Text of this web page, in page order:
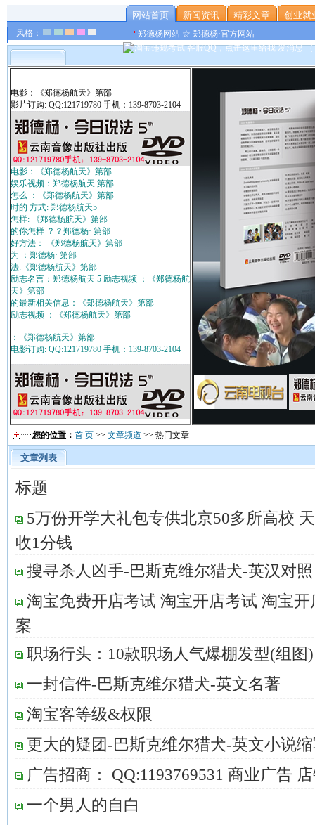
风格：
网站首页 新闻资讯 精彩文章 创业就
郑德杨网站 ☆ 郑德杨·官方网站
电影：《郑德杨航天》第部
影片订购: QQ:121719780 手机：139-8703-2104
电影：《郑德杨航天》第部
娱乐视频：郑德杨航天 第部
怎么 ：《郑德杨航天》第部
时的 方式: 郑德杨航天5
怎样: 《郑德杨航天》第部
的你怎样 ？？郑德杨· 第部
好方法： 《郑德杨航天》第部
为 ：郑德杨· 第部
法:《郑德杨航天》第部
励志名言：郑德杨航天 5 励志视频 ：《郑德杨航
天》第部
的最新相关信息：《郑德杨航天》第部
励志视频 ：《郑德杨航天》第部
：《郑德杨航天》第部
电影订购: QQ:121719780 手机：139-8703-2104
您的位置： 首 页 >> 文章频道 >> 热门文章
文章列表
标题
5万份开学大礼包专供北京50多所高校
收1分钱
搜寻杀人凶手-巴斯克维尔猎犬-英汉对照
淘宝免费开店考试 淘宝开店考试 淘宝开
案
职场行头：10款职场人气爆棚发型(组图)
一封信件-巴斯克维尔猎犬-英文名著
淘宝客等级&权限
更大的疑团-巴斯克维尔猎犬-英文小说
广告招商： QQ:1193769531 商业广告
一个男人的自白